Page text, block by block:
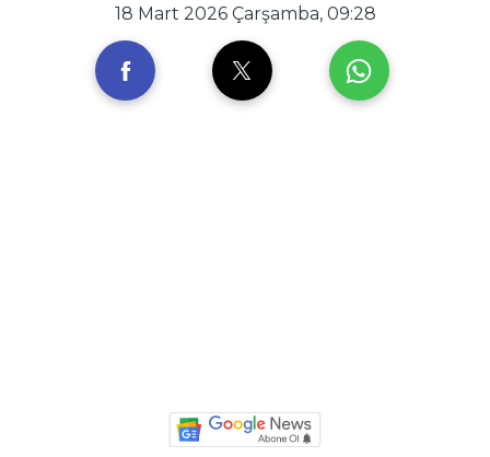
18 Mart 2026 Çarşamba, 09:28